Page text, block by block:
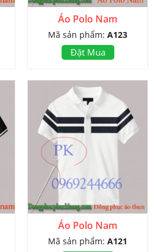
Áo Polo Nam
Mã sản phẩm: A123
Đặt Mua
Áo Polo Nam
Mã sản phẩm: A121